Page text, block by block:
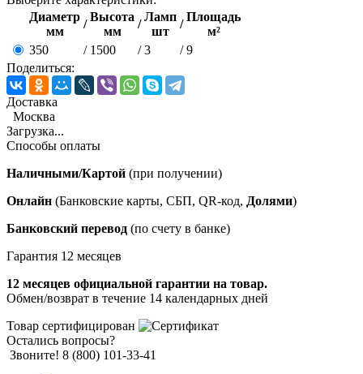
Диаметр
мм
/
Высота
мм
/
Ламп
шт
/
Площадь
м²
350
/ 1500 / 3 / 9
Поделиться:
Доставка
Москва
Загрузка...
Способы оплаты
Наличными/Картой (при получении)
Онлайн (Банковские карты, СБП, QR-код, Долями)
Банковский перевод (по счету в банке)
Гарантия 12 месяцев
12 месяцев официальной гарантии на товар.
Обмен/возврат в течение 14 календарных дней
Товар сертифицирован
Остались вопросы?
Звоните! 8 (800) 101-33-41